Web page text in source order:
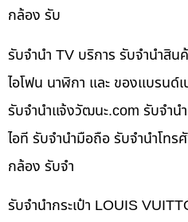
กล้อง รับ
รับจำนำ TV บริการ รับจำนำสิน
ไอโฟน นาฬิกา และ ของแบรนด์
รับจํานําแจ้งวัฒนะ.com รับจำน
ไอที รับจำนำมือถือ รับจำนำโท
กล้อง รับจำ
รับจำนำกระเป๋า LOUIS